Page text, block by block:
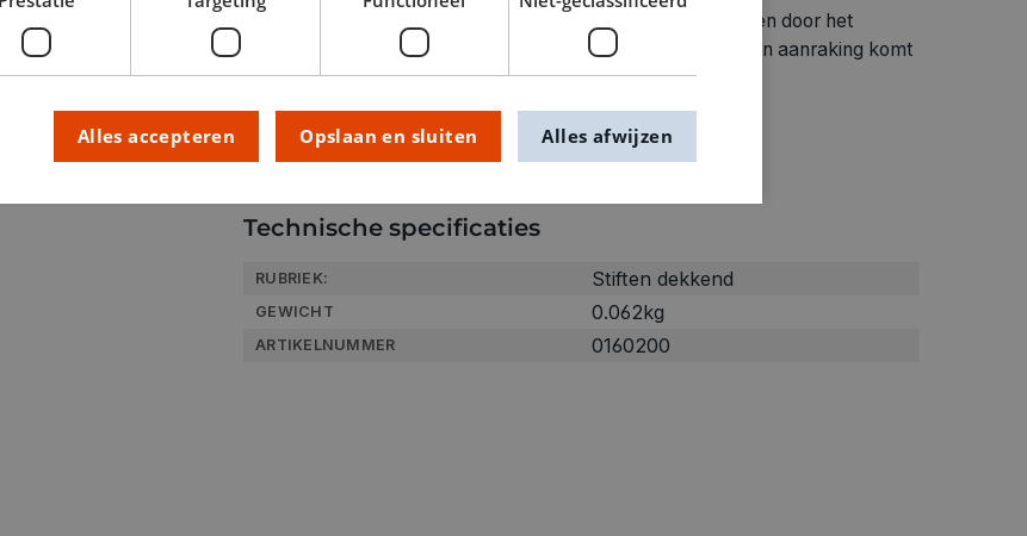
van een mok Dagelijks reinigen: vermijd wrijven en schrobben door het
voorwerp zodanig in de vaatwasser te plaatsen dat het niet in aanraking komt
met ander serviesgoed of bestek Horizontaal bewaren
Technische specificaties
RUBRIEK: Stiften dekkend
GEWICHT 0.062kg
ARTIKELNUMMER 0160200
Opslaan en sluiten
Alles accepteren Alles afwijzen